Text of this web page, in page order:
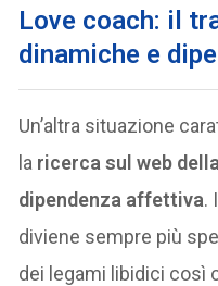
Love coach: il
dinamiche e
Un’altra situazione
la ricerca sul web
dipendenza affettiva.
diviene sempre più
dei legami libidici così